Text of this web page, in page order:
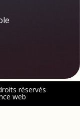
réservés
web